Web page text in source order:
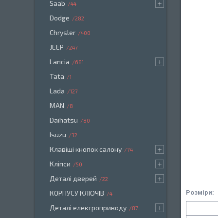
Розміри:
Saab 44
Dodge 282
Chrysler 400
JEEP 247
Lancia 681
Tata 1
Lada 127
MAN 8
Daihatsu 80
Isuzu 32
Клавіші кнопок салону 74
Кліпси 50
Деталі дверей 22
КОРПУСУ КЛЮЧІВ 4
Деталі електроприводу 87